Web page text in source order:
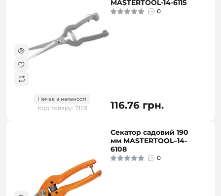
Немає в наявності
Код товару: 7159
MASTERTOOL-14-6115
0
116.76 грн.
Секатор садовий 190
мм MASTERTOOL–14-
6108
0